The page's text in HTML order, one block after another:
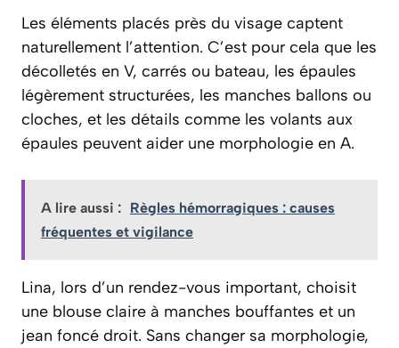
Les éléments placés près du visage captent
naturellement l’attention. C’est pour cela que les
décolletés en V, carrés ou bateau, les épaules
légèrement structurées, les manches ballons ou
cloches, et les détails comme les volants aux
épaules peuvent aider une morphologie en A.
A lire aussi : Règles hémorragiques : causes
fréquentes et vigilance
Lina, lors d’un rendez-vous important, choisit
une blouse claire à manches bouffantes et un
jean foncé droit. Sans changer sa morphologie,